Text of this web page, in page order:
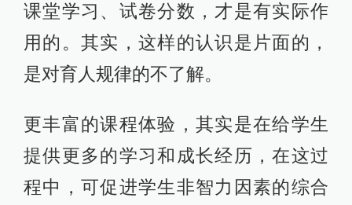
课堂学习、试卷分数，才是有实际作
用的。其实，这样的认识是片面的，
是对育人规律的不了解。
更丰富的课程体验，其实是在给学生
提供更多的学习和成长经历，在这过
程中，可促进学生非智力因素的综合